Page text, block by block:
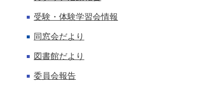
受験・体験学習会情報
同窓会だより
図書館だより
委員会報告